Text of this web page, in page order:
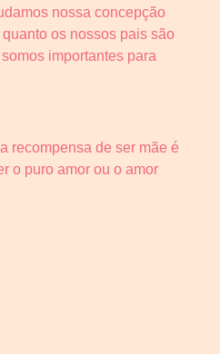
nossa concepção
os nossos pais são
importantes para
recompensa de ser mãe é
o puro amor ou o amor